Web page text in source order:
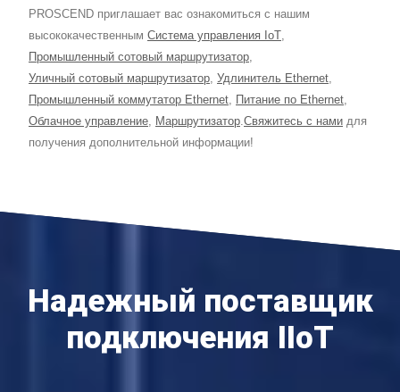
PROSCEND приглашает вас ознакомиться с нашим
высококачественным Система управления IoT,
Промышленный сотовый маршрутизатор,
Уличный сотовый маршрутизатор, Удлинитель Ethernet,
Промышленный коммутатор Ethernet, Питание по Ethernet,
Облачное управление, Маршрутизатор.Свяжитесь с нами для
получения дополнительной информации!
Надежный поставщик
подключения IIoT